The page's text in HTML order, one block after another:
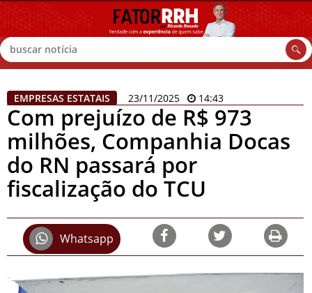
Buscar
EMPRESAS ESTATAIS 23/11/2025 14:43
Com prejuízo de R$ 973
milhões, Companhia Docas
do RN passará por
fiscalização do TCU
Whatsapp